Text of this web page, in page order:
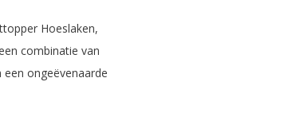
Hoeslaken,
combinatie van
ongeëvenaarde